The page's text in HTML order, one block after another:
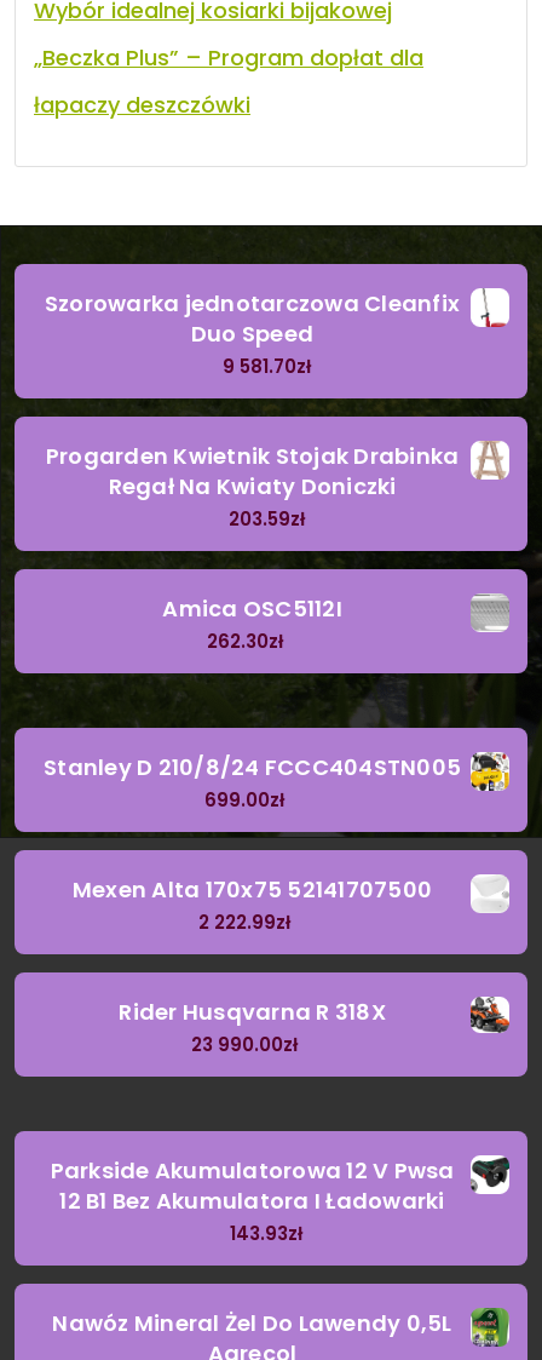
Wybór idealnej kosiarki bijakowej
„Beczka Plus” – Program dopłat dla
łapaczy deszczówki
Szorowarka jednotarczowa Cleanfix
Duo Speed
9 581.70zł
Progarden Kwietnik Stojak Drabinka
Regał Na Kwiaty Doniczki
203.59zł
Amica OSC5112I
262.30zł
Stanley D 210/8/24 FCCC404STN005
699.00zł
Mexen Alta 170x75 52141707500
2 222.99zł
Rider Husqvarna R 318X
23 990.00zł
Parkside Akumulatorowa 12 V Pwsa
12 B1 Bez Akumulatora I Ładowarki
143.93zł
Nawóz Mineral Żel Do Lawendy 0,5L
Agrecol